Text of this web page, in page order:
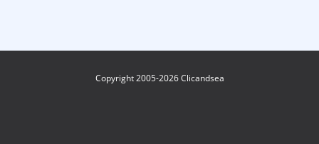
Copyright 2005-2026 Clicandsea